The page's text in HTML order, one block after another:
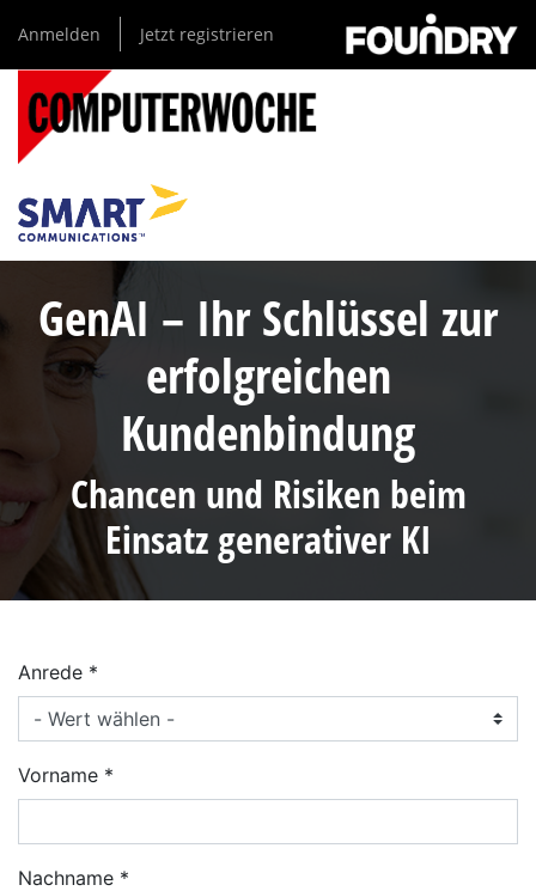
zum
Inhalt
Anmelden Jetzt registrieren
GenAI – Ihr Schlüssel zur
erfolgreichen
Kundenbindung
Chancen und Risiken beim
Einsatz generativer KI
Anrede
Vorname
Nachname